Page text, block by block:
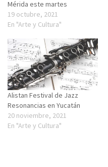
Mérida este martes
19 octubre, 2021
En "Arte y Cultura"
Alistan Festival de Jazz
Resonancias en Yucatán
20 noviembre, 2021
En "Arte y Cultura"